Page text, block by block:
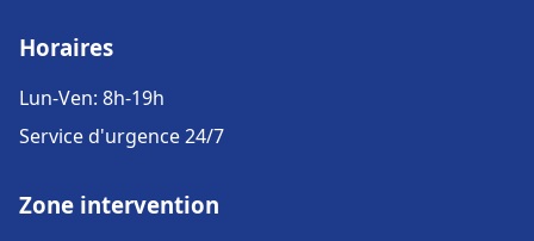
Horaires
Lun-Ven: 8h-19h
Service d'urgence 24/7
Zone intervention